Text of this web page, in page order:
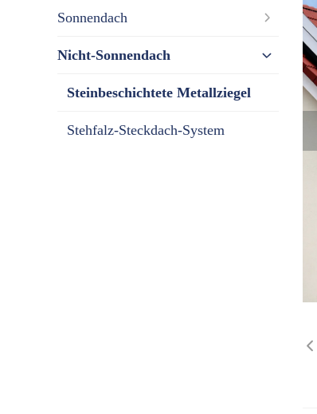
Sonnendach
Nicht-Sonnendach
Steinbeschichtete Metallziegel
Stehfalz-Steckdach-System